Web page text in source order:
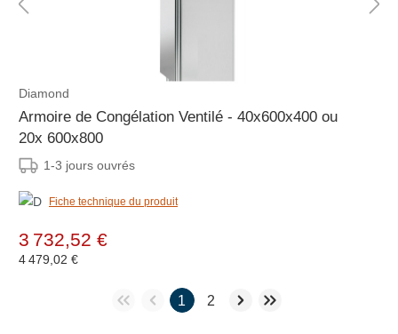
Diamond
Armoire de Congélation Ventilé - 40x600x400 ou
20x 600x800
1-3 jours ouvrés
Fiche technique du produit
3 732,52 €
4 479,02 €
1 2